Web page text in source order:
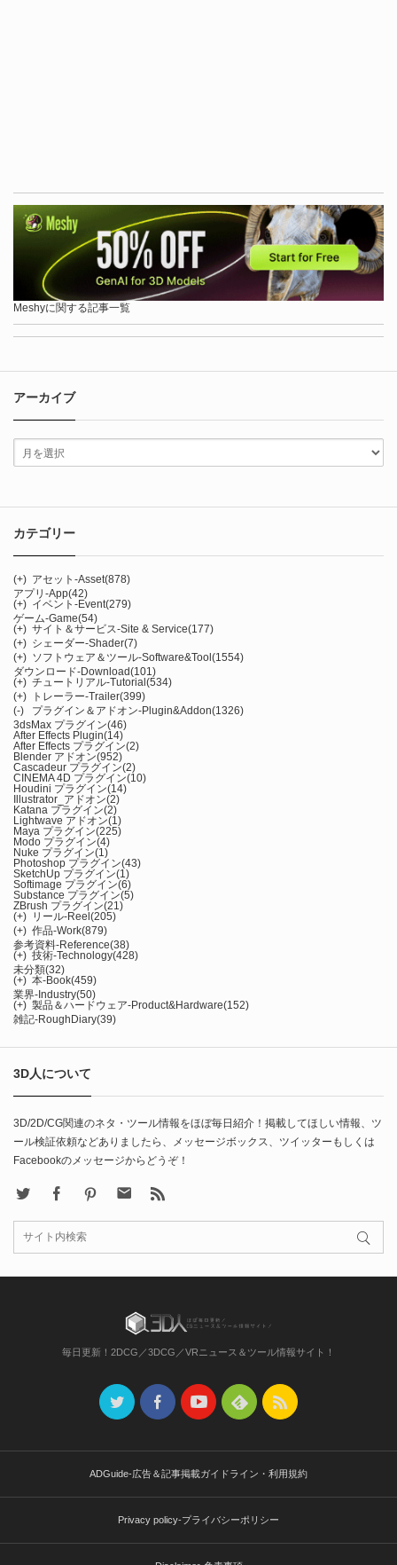
Meshyに関する記事一覧
アーカイブ
カテゴリー
(+) アセット-Asset(878)
アプリ-App(42)
(+) イベント-Event(279)
ゲーム-Game(54)
(+) サイト＆サービス-Site & Service(177)
(+) シェーダー-Shader(7)
(+) ソフトウェア＆ツール-Software&Tool(1554)
ダウンロード-Download(101)
(+) チュートリアル-Tutorial(534)
(+)
トレーラー-Trailer(399)
(-)
プラグイン＆アドオン-Plugin&Addon(1326)
3dsMax プラグイン(46)
After Effects Plugin(14)
After Effects プラグイン(2)
Blender アドオン(952)
Cascadeur プラグイン(2)
CINEMA 4D プラグイン(10)
Houdini プラグイン(14)
Illustrator_アドオン(2)
Katana プラグイン(2)
Lightwave アドオン(1)
Maya プラグイン(225)
Modo プラグイン(4)
Nuke プラグイン(1)
Photoshop プラグイン(43)
SketchUp プラグイン(1)
Softimage プラグイン(6)
Substance プラグイン(5)
ZBrush プラグイン(21)
(+) リール-Reel(205)
(+) 作品-Work(879)
参考資料-Reference(38)
(+) 技術-Technology(428)
未分類(32)
(+) 本-Book(459)
業界-Industry(50)
(+) 製品＆ハードウェア-Product&Hardware(152)
雑記-RoughDiary(39)
3D人について
3D/2D/CG関連のネタ・ツール情報をほぼ毎日紹介！掲載してほしい情報、ツ
ール検証依頼などありましたら、メッセージボックス、ツイッターもしくは
Facebookのメッセージからどうぞ！
FacebookPinterest Contact
毎日更新！2DCG／3DCG／VRニュース＆ツール情報サイト！
ADGuide-広告＆記事掲載ガイドライン・利用規約
Privacy policy-プライバシーポリシー